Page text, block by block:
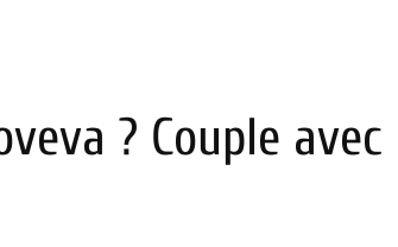
? Couple avec